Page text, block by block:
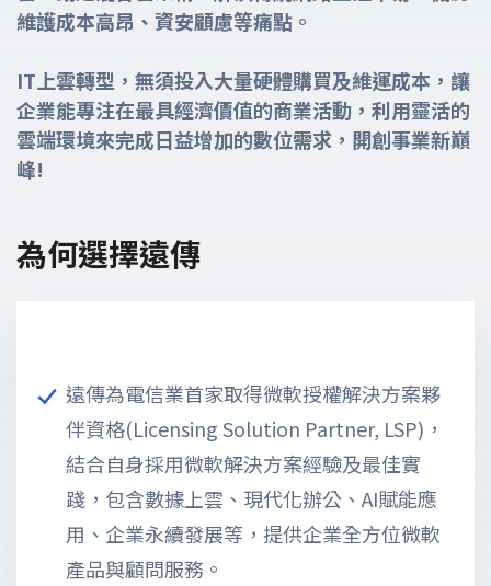
維護成本高昂、資安顧慮等痛點。
IT上雲轉型，無須投入大量硬體購買及維運成本，讓
企業能專注在最具經濟價值的商業活動，利用靈活的
雲端環境來完成日益增加的數位需求，開創事業新巔
峰!
為何選擇遠傳
遠傳為電信業首家取得微軟授權解決方案夥
伴資格(Licensing Solution Partner, LSP)，
結合自身採用微軟解決方案經驗及最佳實
踐，包含數據上雲、現代化辦公、AI賦能應
用、企業永續發展等，提供企業全方位微軟
產品與顧問服務。